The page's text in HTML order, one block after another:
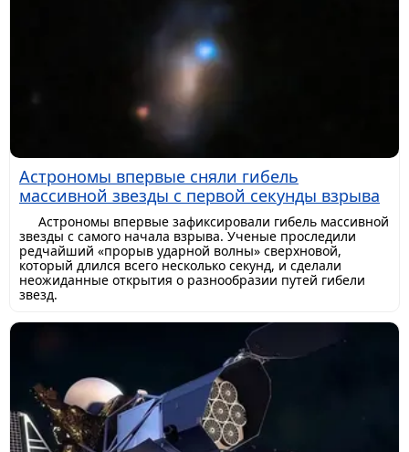
Астрономы впервые сняли гибель
массивной звезды с первой секунды взрыва
Астрономы впервые зафиксировали гибель массивной
звезды с самого начала взрыва. Ученые проследили
редчайший «прорыв ударной волны» сверхновой,
который длился всего несколько секунд, и сделали
неожиданные открытия о разнообразии путей гибели
звезд.